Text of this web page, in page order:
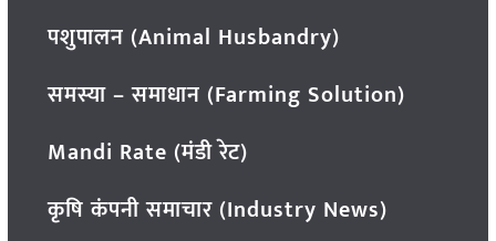
पशुपालन (Animal Husbandry)
समस्या – समाधान (Farming Solution)
Mandi Rate (मंडी रेट)
कृषि कंपनी समाचार (Industry News)